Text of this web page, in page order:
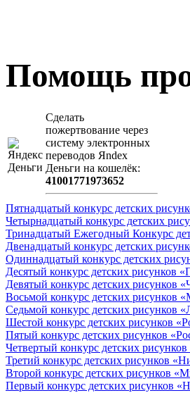
Помощь
Сделать
пожертвование через
систeму элeктронных
пeрeводов Яndex
Деньги на кошeлёк:
41001771973652
Пятнадцатый конкурс детских
Четырнадцатый конкурс детских
Тринадцатый Ежегодный Конкурс
Двенадцатый конкурс детских
Одиннадцатый конкурс детских
Десятый конкурс детских рисунков
Девятый конкурс детских рисунков
Восьмой конкурс детских рисунков
Седьмой конкурс детских рисунков
Шестой конкурс детских рисунков
Пятый конкурс детских рисунков
Четвертый конкурс детских
Третий конкурс детских рисунков
Второй конкурс детских рисунков
Первый конкурс детских рисунков